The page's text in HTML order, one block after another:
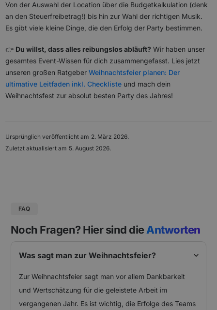
Von der Auswahl der Location über die Budgetkalkulation (denk
an den Steuerfreibetrag!) bis hin zur Wahl der richtigen Musik.
Es gibt viele kleine Dinge, die den Erfolg der Party bestimmen.
👉 Du willst, dass alles reibungslos abläuft? Wir haben unser
gesamtes Event-Wissen für dich zusammengefasst. Lies jetzt
unseren großen RatgeberWeihnachtsfeier planen: Der
ultimative Leitfaden inkl. Checkliste und mach dein
Weihnachtsfest zur absolut besten Party des Jahres!
Ursprünglich veröffentlicht am 2. März 2026.
Zuletzt aktualisiert am 5. August 2026.
FAQ
Noch Fragen? Hier sind dieAntworten
Was sagt man zur Weihnachtsfeier?
Zur Weihnachtsfeier sagt man vor allem Dankbarkeit
und Wertschätzung für die geleistete Arbeit im
vergangenen Jahr. Es ist wichtig, die Erfolge des Teams